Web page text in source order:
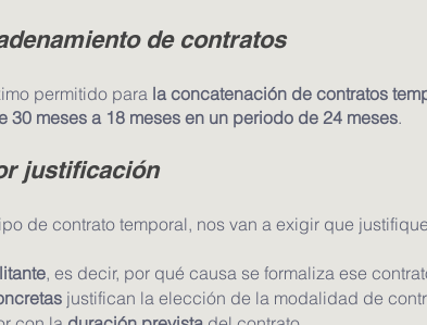
de contratos
permitido para la concatenación de contratos
30 meses a 18 meses en un periodo de 24 meses.
justificación
de contrato temporal, nos van a exigir que
, es decir, por qué causa se formaliza ese
justifican la elección de la modalidad de